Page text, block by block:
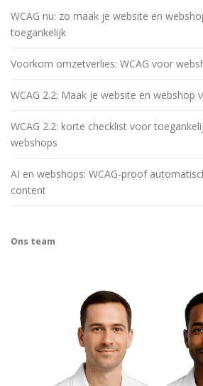
WCAG nu: zo maak je website en
toegankelijk
Voorkom omzetverlies: WCAG voor
WCAG 2.2: Maak je website en webshop
WCAG 2.2: korte checklist voor
webshops
AI en webshops: WCAG-proof
content
Ons team